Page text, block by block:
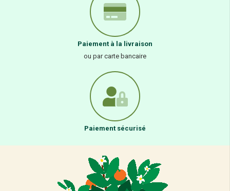
Paiement à la livraison
ou par carte bancaire
Paiement sécurisé